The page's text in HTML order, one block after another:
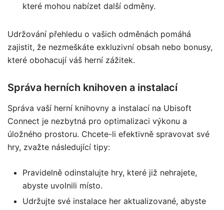
které mohou nabízet další odměny.
Udržování přehledu o vašich odměnách pomáhá
zajistit, že nezmeškáte exkluzivní obsah nebo bonusy,
které obohacují váš herní zážitek.
Správa herních knihoven a instalací
Správa vaší herní knihovny a instalací na Ubisoft
Connect je nezbytná pro optimalizaci výkonu a
úložného prostoru. Chcete-li efektivně spravovat své
hry, zvažte následující tipy:
Pravidelně odinstalujte hry, které již nehrajete,
abyste uvolnili místo.
Udržujte své instalace her aktualizované, abyste